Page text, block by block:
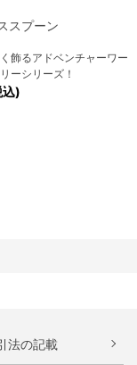
スプーン
飾るアドベンチャーワー
ーシリーズ！
)
法の記載